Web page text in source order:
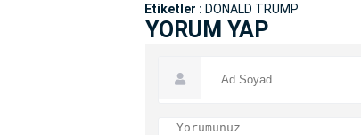
Etiketler : DONALD TRUMP
YORUM YAP